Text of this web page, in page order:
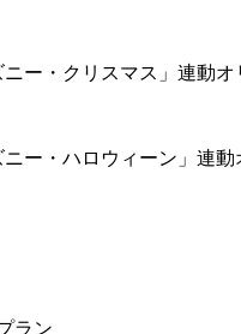
ー・クリスマス」連動
ー・ハロウィーン」連
ラン